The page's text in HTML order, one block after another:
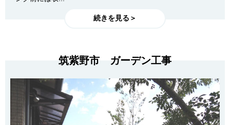
続きを見る＞
筑紫野市 ガーデン工事